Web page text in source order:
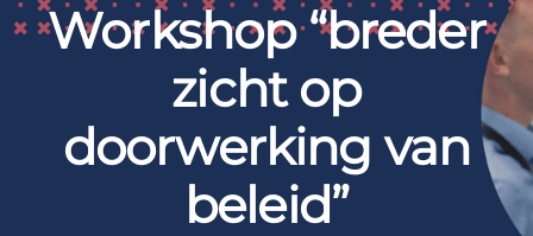
Workshop “breder
zicht op
doorwerking van
beleid”